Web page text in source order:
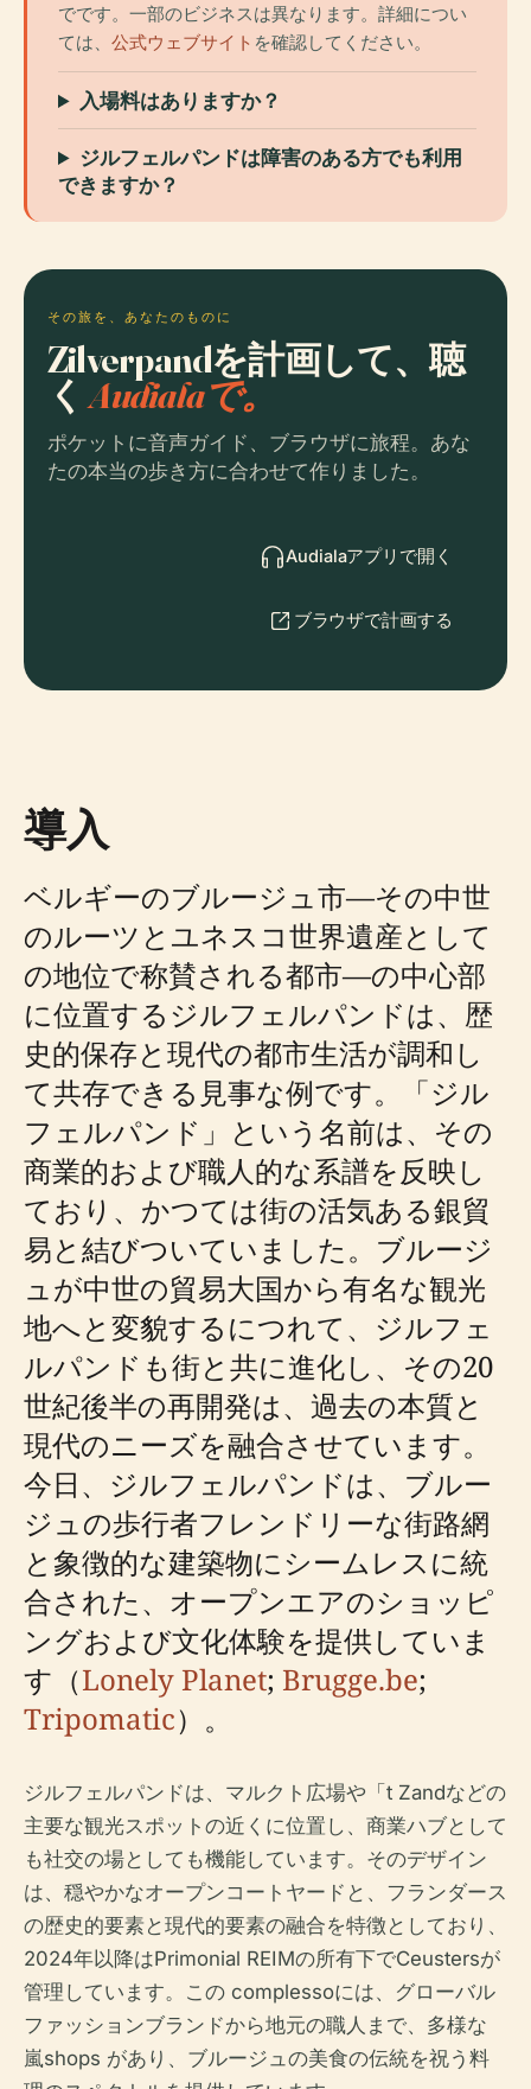
でです。一部のビジネスは異なります。詳細につい
ては、 公式ウェブサイト を確認してください。
入場料はありますか？
ジルフェルパンドは障害のある方でも利用
できますか？
その旅を、あなたのものに
Zilverpandを計画して、聴
くAudialaで。
ポケットに音声ガイド、ブラウザに旅程。あな
たの本当の歩き方に合わせて作りました。
Audialaアプリで開く
ブラウザで計画する
導入
ベルギーのブルージュ市—その中世
のルーツとユネスコ世界遺産として
の地位で称賛される都市—の中心部
に位置するジルフェルパンドは、歴
史的保存と現代の都市生活が調和し
て共存できる見事な例です。「ジル
フェルパンド」という名前は、その
商業的および職人的な系譜を反映し
ており、かつては街の活気ある銀貿
易と結びついていました。​​ブルージ
ュが中世の貿易大国から有名な観光
地へと変貌するにつれて、ジルフェ
ルパンドも街と共に進化し、その20
世紀後半の再開発は、過去の本質と
現代のニーズを融合させています。
今日、ジルフェルパンドは、ブルー
ジュの歩行者フレンドリーな街路網
と象徴的な建築物にシームレスに統
合された、オープンエアのショッピ
ングおよび文化体験を提供していま
す（Lonely Planet; Brugge.be;
Tripomatic）。
ジルフェルパンドは、マルクト広場や「t Zandなどの
主要な観光スポットの近くに位置し、商業ハブとして
も社交の場としても機能しています。そのデザイン
は、穏やかなオープンコートヤードと、フランダース
の歴史的要素と現代的要素の融合を特徴としており、
2024年以降はPrimonial REIMの所有下でCeustersが
管理しています。この complessoには、グローバル
ファッションブランドから地元の職人まで、多様な
嵐shops があり、ブルージュの美食の伝統を祝う料